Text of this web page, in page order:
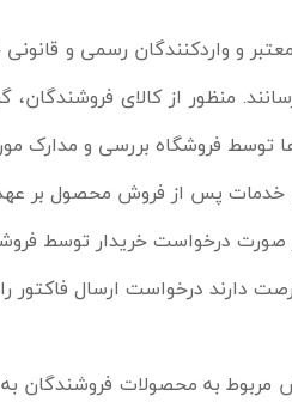
و واردکنندگان رسمی و
منظور از کالای
توسط فروشگاه بررسی و مدارک
خدمات پس از فروش محصول بر
درخواست خریدار توسط
به محصولات فروشندگان به